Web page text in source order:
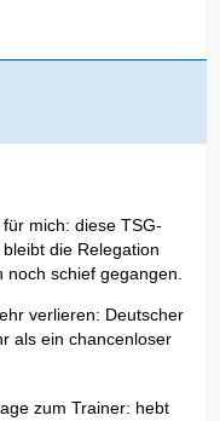
Langzeitverlezuten
die Flucht ergreifen )
in der BL die Srtirn
mich: diese TSG-
die Relegation
noch schief gegangen.
verlieren: Deutscher
als ein chancenloser
zum Trainer: hebt